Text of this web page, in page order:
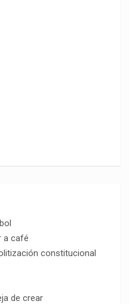
a café
constitucional
de crear